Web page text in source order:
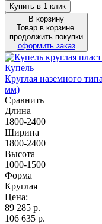
Купить в 1 клик
В корзину
Товар в корзине.
продолжить покупки
оформить заказ
Купель
Круглая наземного
мм)
Сравнить
Длина
1800-2400
Ширина
1800-2400
Высота
1000-1500
Форма
Круглая
Цена:
89 285 р.
106 635 р.